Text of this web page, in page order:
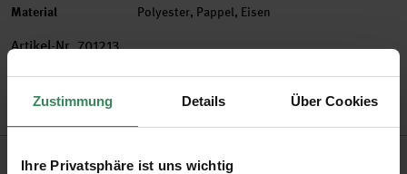
Zustimmung Details Über Cookies
Ihre Privatsphäre ist uns wichtig
Material Polyester, Pappel, Eisen
Artikel-Nr.701213
Produktbeschreibung